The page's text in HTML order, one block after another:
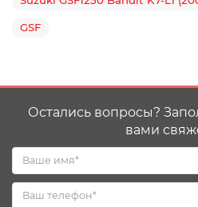
GSF
Остались вопросы?
вами